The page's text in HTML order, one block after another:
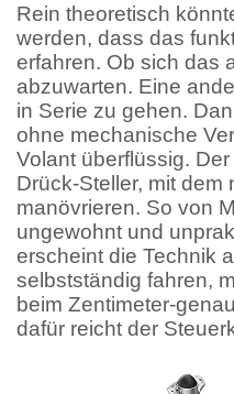
Rein theoretisch
werden, dass das
erfahren. Ob sich das
abzuwarten. Eine
in Serie zu gehen.
ohne mechanische
Volant überflüssig.
Drück-Steller, mit
manövrieren. So von
ungewohnt und
erscheint die Technik
selbstständig fahren,
beim Zentimeter-
dafür reicht der